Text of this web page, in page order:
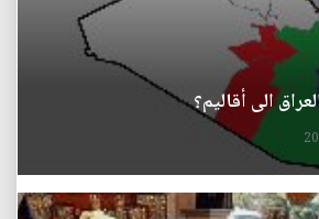
الى أقاليم؟